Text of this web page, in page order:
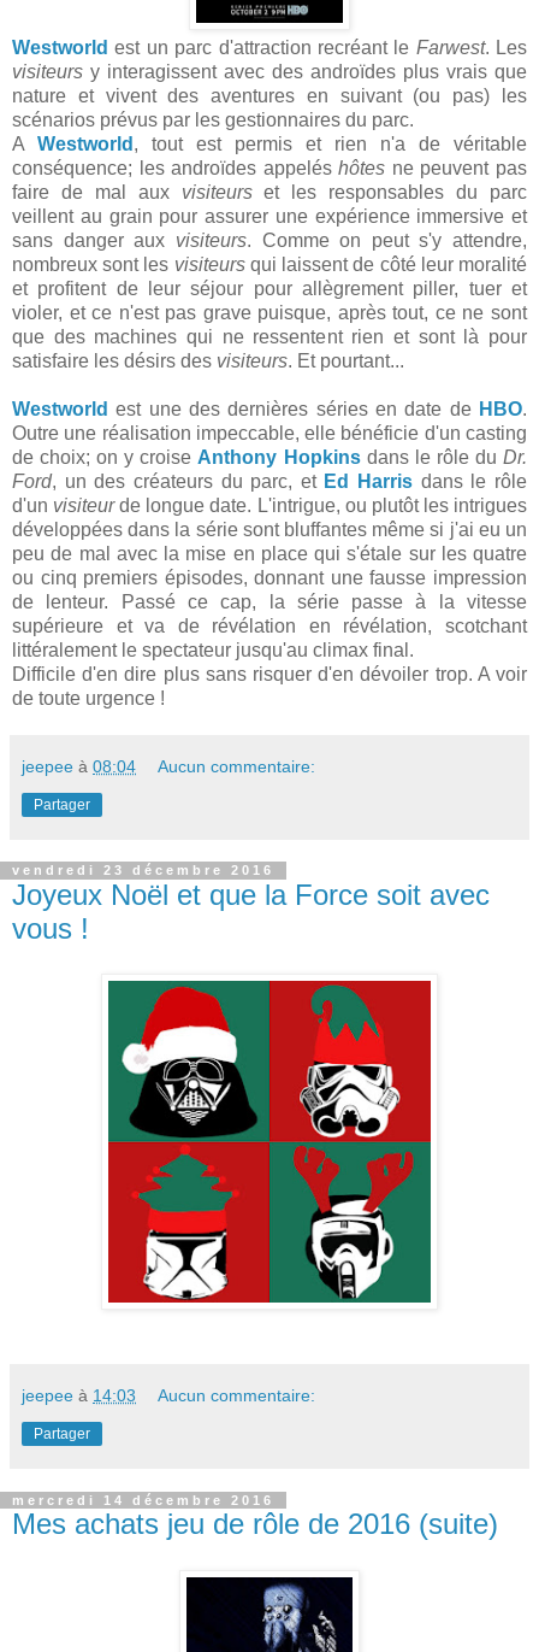
Westworld est un parc d'attraction recréant le Farwest. Les
visiteurs y interagissent avec des androïdes plus vrais que
nature et vivent des aventures en suivant (ou pas) les
scénarios prévus par les gestionnaires du parc.
A Westworld , tout est permis et rien n'a de véritable
conséquence; les androïdes appeléshôtes ne peuvent pas
faire de mal aux visiteurset les responsables du parc
veillent au grain pour assurer une expérience immersive et
sans danger aux visiteurs. Comme on peut s'y attendre,
nombreux sont les visiteurs qui laissent de côté leur moralité
et profitent de leur séjour pour allègrement piller, tuer et
violer, et ce n'est pas grave puisque, après tout, ce ne sont
que des machines qui ne ressentent rien et sont là pour
satisfaire les désirs des visiteurs. Et pourtant...
Westworld est une des dernières séries en date de HBO.
Outre une réalisation impeccable, elle bénéficie d'un casting
de choix; on y croise Anthony Hopkinsdans le rôle duDr.
Ford, un des créateurs du parc, et Ed Harris dans le rôle
d'un visiteurde longue date. L'intrigue, ou plutôt les intrigues
développées dans la série sont bluffantes même si j'ai eu un
peu de mal avec la mise en place qui s'étale sur les quatre
ou cinq premiers épisodes, donnant une fausse impression
de lenteur. Passé ce cap, la série passe à la vitesse
supérieure et va de révélation en révélation, scotchant
littéralement le spectateur jusqu'au climax final.
Difficile d'en dire plus sans risquer d'en dévoiler trop. A voir
de toute urgence !
jeepee à 08:04 Aucun commentaire:
Partager
vendredi 23 décembre 2016
Joyeux Noël et que la Force soit avec
vous !
jeepee à 14:03 Aucun commentaire:
Partager
mercredi 14 décembre 2016
Mes achats jeu de rôle de 2016 (suite)